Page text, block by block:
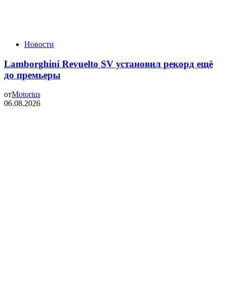
Новости
Lamborghini Revuelto SV установил рекорд ещё
до премьеры
отMotorius
06.08.2026